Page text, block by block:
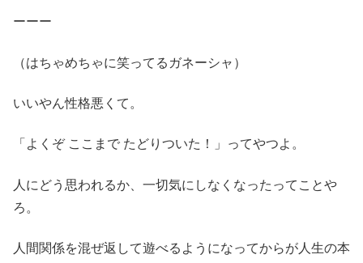
ーーー
（はちゃめちゃに笑ってるガネーシャ）
いいやん性格悪くて。
「よくぞ ここまで たどりついた！」ってやつよ。
人にどう思われるか、一切気にしなくなったってことや
ろ。
人間関係を混ぜ返して遊べるようになってからが人生の本